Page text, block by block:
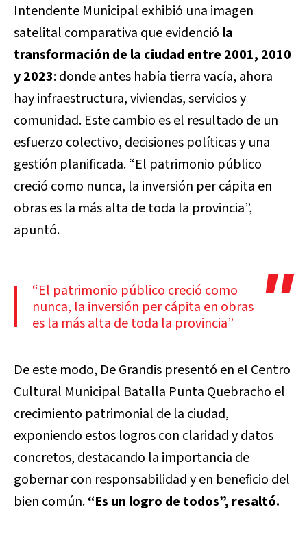
Intendente Municipal exhibió una imagen
satelital comparativa que evidenció la
transformación de la ciudad entre 2001, 2010
y 2023: donde antes había tierra vacía, ahora
hay infraestructura, viviendas, servicios y
comunidad. Este cambio es el resultado de un
esfuerzo colectivo, decisiones políticas y una
gestión planificada. “El patrimonio público
creció como nunca, la inversión per cápita en
obras es la más alta de toda la provincia”,
apuntó.
“El patrimonio público creció como
nunca, la inversión per cápita en obras
es la más alta de toda la provincia”
De este modo, De Grandis presentó en el Centro
Cultural Municipal Batalla Punta Quebracho el
crecimiento patrimonial de la ciudad,
exponiendo estos logros con claridad y datos
concretos, destacando la importancia de
gobernar con responsabilidad y en beneficio del
bien común.“Es un logro de todos”, resaltó.